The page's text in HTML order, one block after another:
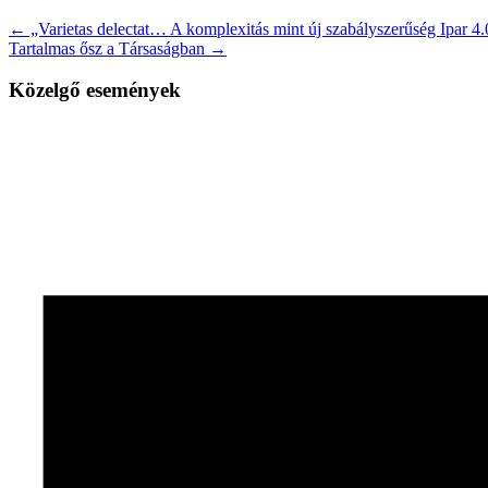
← „Varietas delectat… A komplexitás mint új szabályszerűség Ipar
Tartalmas ősz a Társaságban →
Közelgő események